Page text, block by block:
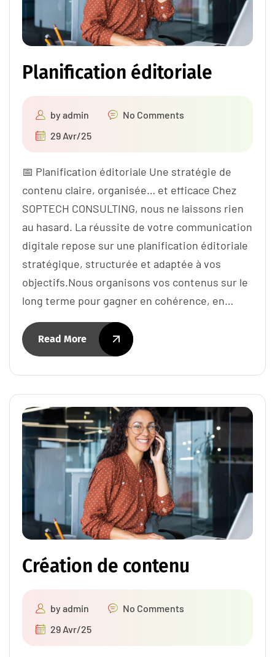
Planification éditoriale
byadmin
No Comments
29 Avr/25
📅 Planification éditoriale Une stratégie de
contenu claire, organisée… et efficace Chez
SOPTECH CONSULTING, nous ne laissons rien
au hasard. La réussite de votre communication
digitale repose sur une planification éditoriale
stratégique, structurée et adaptée à vos
objectifs.Nous organisons vos contenus sur le
long terme pour gagner en cohérence, en…
Read More
Création de contenu
byadmin
No Comments
29 Avr/25